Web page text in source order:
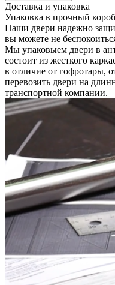
Доставка и упаковка
Упаковка в прочный короб
Наши двери надежно
вы можете не
Мы упаковыем двери в
состоит из жесткого
в отличие от гофротары,
перевозить двери на
транспортной компании.